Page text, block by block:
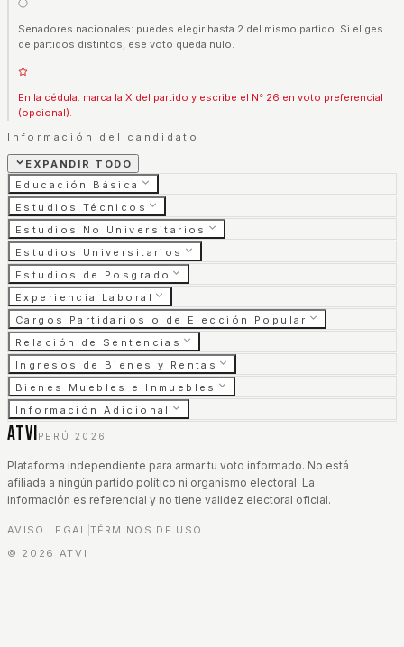
Senadores nacionales: puedes elegir hasta 2 del mismo partido. Si eliges
de partidos distintos, ese voto queda nulo.
En la cédula: marca la X del partido y escribe el N° 26 en voto preferencial
(opcional).
Información del candidato
EXPANDIR TODO
Educación Básica
Estudios Técnicos
Estudios No Universitarios
Estudios Universitarios
Estudios de Posgrado
Experiencia Laboral
Cargos Partidarios o de Elección Popular
Relación de Sentencias
Ingresos de Bienes y Rentas
Bienes Muebles e Inmuebles
Información Adicional
ATVI PERÚ 2026
Plataforma independiente para armar tu voto informado. No está
afiliada a ningún partido político ni organismo electoral. La
información es referencial y no tiene validez electoral oficial.
AVISO LEGAL TÉRMINOS DE USO
© 2026 ATVI